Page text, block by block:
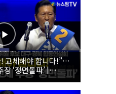
교체해야 합니다!”…
‘정면돌파’ |
당대표·최고위원 후
회